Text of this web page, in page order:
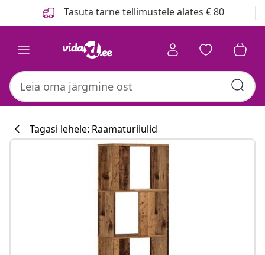
Tasuta tarne tellimustele alates € 80
#sharemevidaxl
Tagasi lehele: Raamaturiiulid